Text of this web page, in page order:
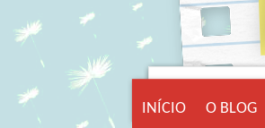
INÍCIO O BLOG